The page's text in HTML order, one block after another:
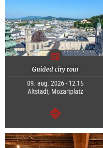
Guided city tour
09. aug. 2026 - 12:15
Altstadt, Mozartplatz
Tovább